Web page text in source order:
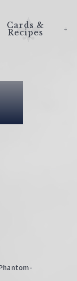
Cards &
Recipes